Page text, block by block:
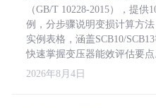
（GB/T 10228-2015），提
例，分步骤说明变损计算方
实例表格，涵盖SCB10/
快速掌握变压器能效评估要点
2026年8月4日